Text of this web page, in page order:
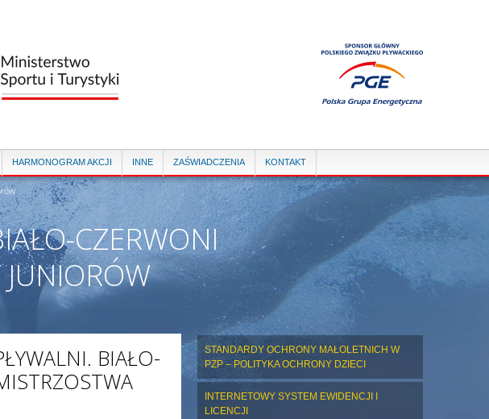
HARMONOGRAM AKCJI INNE ZAŚWIADCZENIA KONTAKT
CZERWONI
BIAŁO-
STANDARDY OCHRONY MAŁOLETNICH W
PZP – POLITYKA OCHRONY DZIECI
INTERNETOWY SYSTEM EWIDENCJI I
LICENCJI